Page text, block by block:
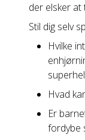
der elsker at
Stil dig selv
Hvilke
Hvad
Er
fordybe